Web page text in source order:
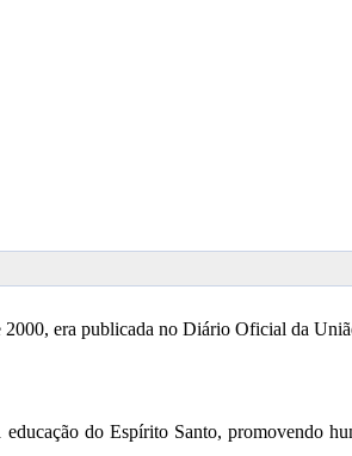
era publicada no Diário Oficial da
do Espírito Santo, promovendo